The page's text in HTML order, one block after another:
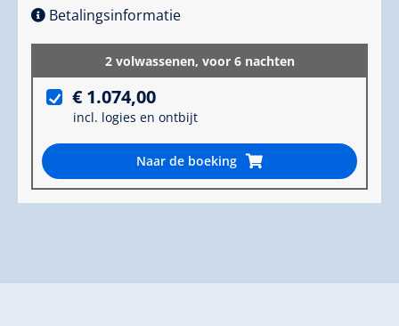
Betalingsinformatie
2 volwassenen, voor 6 nachten
€ 1.074,00
incl. logies en ontbijt
Naar de boeking